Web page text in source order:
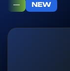
— NEW